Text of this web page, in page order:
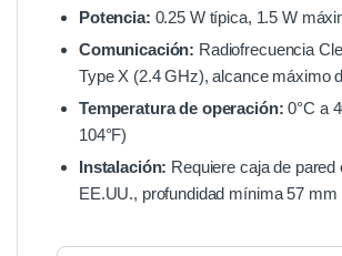
Potencia: 0.25 W típica, 1.5 W
Comunicación: Radiofrecuencia
Type X (2.4 GHz), alcance máximo
Temperatura de operación: 0°C a
104°F)
Instalación: Requiere caja de pared
EE.UU., profundidad mínima 57 mm